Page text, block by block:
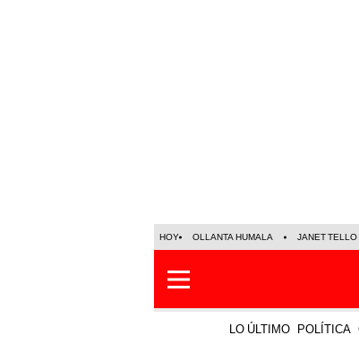
HOY OLLANTA HUMALA JANET TELLO
LO ÚLTIMO POLÍTICA